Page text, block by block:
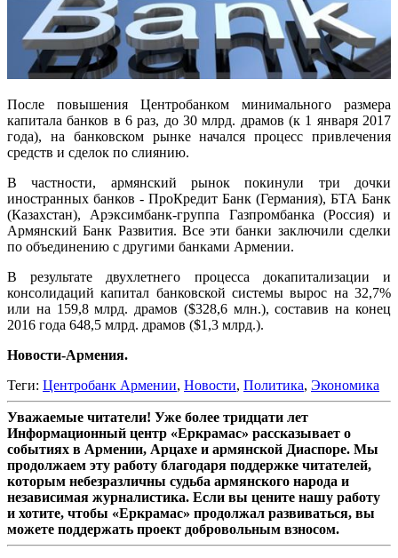
После повышения Центробанком минимального размера
капитала банков в 6 раз, до 30 млрд. драмов (к 1 января 2017
года), на банковском рынке начался процесс привлечения
средств и сделок по слиянию.
В частности, армянский рынок покинули три дочки
иностранных банков - ПроКредит Банк (Германия), БТА Банк
(Казахстан), Арэксимбанк-группа Газпромбанка (Россия) и
Армянский Банк Развития. Все эти банки заключили сделки
по объединению с другими банками Армении.
В результате двухлетнего процесса докапитализации и
консолидаций капитал банковской системы вырос на 32,7%
или на 159,8 млрд. драмов ($328,6 млн.), составив на конец
2016 года 648,5 млрд. драмов ($1,3 млрд.).
Новости-Армения.
Теги: Центробанк Армении, Новости, Политика, Экономика
Уважаемые читатели! Уже более тридцати лет
Информационный центр «Еркрамас» рассказывает о
событиях в Армении, Арцахе и армянской Диаспоре. Мы
продолжаем эту работу благодаря поддержке читателей,
которым небезразличны судьба армянского народа и
независимая журналистика. Если вы цените нашу работу
и хотите, чтобы «Еркрамас» продолжал развиваться, вы
можете поддержать проект добровольным взносом.